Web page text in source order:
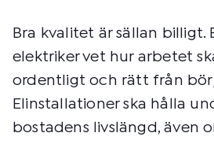
Bra kvalitet är sällan billigt.
elektriker vet hur arbetet
ordentligt och rätt från
Elinstallationer ska hålla
bostadens livslängd, även